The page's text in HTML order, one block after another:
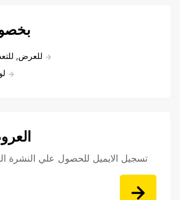
للعرض,
تسجيل الايميل للحصول علي النشرة